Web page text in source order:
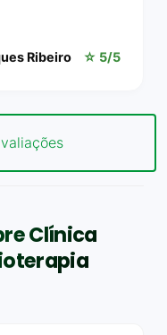
Ribeiro ☆ 5/5
Clínica